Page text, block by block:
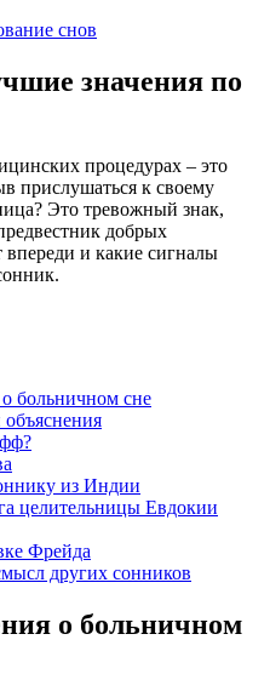
снов
значения по
процедурах – это
прислушаться к своему
Это тревожный знак,
добрых
впереди и какие сигналы
больничном сне
из Индии
целительницы Евдокии
Фрейда
других сонников
о больничном